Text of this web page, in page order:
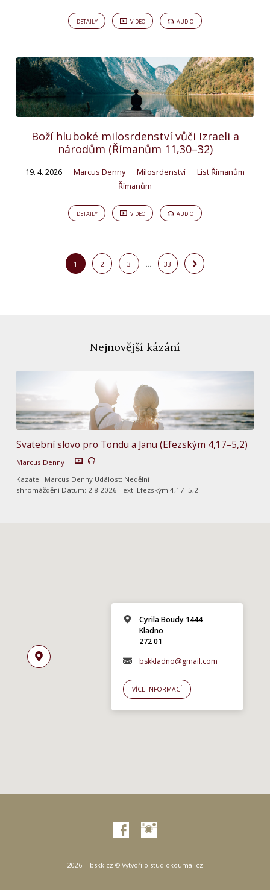
DETAILY VIDEO AUDIO
Boží hluboké milosrdenství vůči Izraeli a
národům (Římanům 11,30–32)
19. 4. 2026 Marcus Denny Milosrdenství
List Římanům
Římanům
DETAILY VIDEO AUDIO
1 2 3 … 33
Nejnovější kázání
Svatební slovo pro Tondu a Janu (Efezským 4,17–5,2)
Marcus Denny
Kazatel: Marcus Denny Událost: Nedělní
shromáždění Datum: 2.8.2026 Text: Efezským 4,17–5,2
Cyrila Boudy 1444
Kladno
272 01
bskkladno@gmail.com
VÍCE INFORMACÍ
2026 | bskk.cz © Vytvořilo studiokoumal.cz